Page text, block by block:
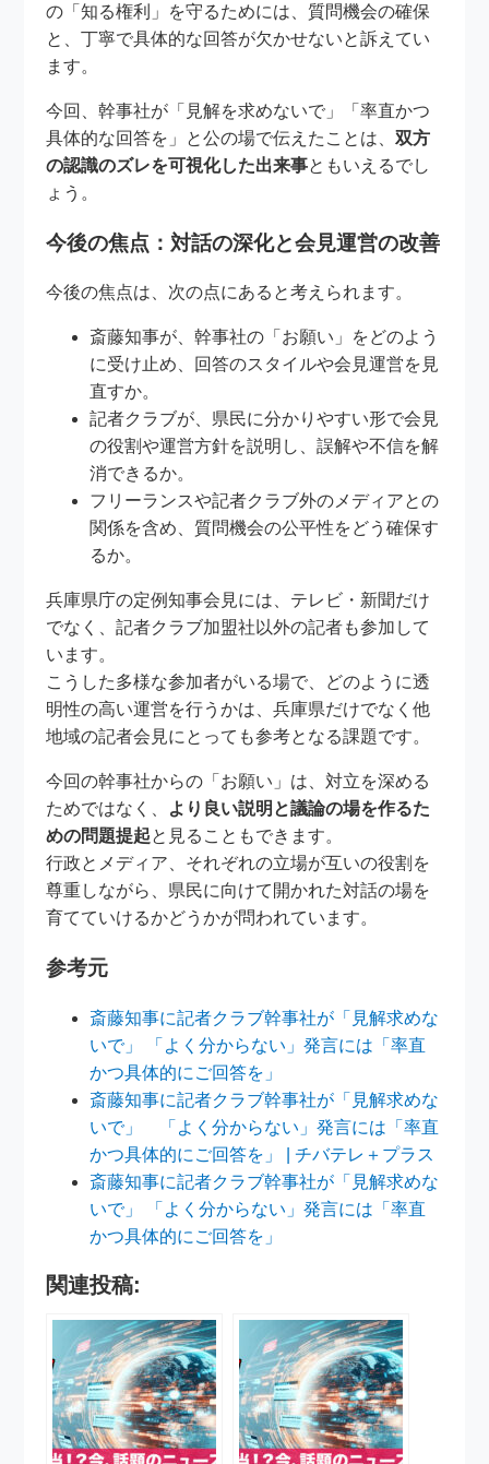
の「知る権利」を守るためには、質問機会の確保
と、丁寧で具体的な回答が欠かせないと訴えてい
ます。
今回、幹事社が「見解を求めないで」「率直かつ
具体的な回答を」と公の場で伝えたことは、双方
の認識のズレを可視化した出来事ともいえるでし
ょう。
今後の焦点：対話の深化と会見運営の改善
今後の焦点は、次の点にあると考えられます。
斎藤知事が、幹事社の「お願い」をどのよう
に受け止め、回答のスタイルや会見運営を見
直すか。
記者クラブが、県民に分かりやすい形で会見
の役割や運営方針を説明し、誤解や不信を解
消できるか。
フリーランスや記者クラブ外のメディアとの
関係を含め、質問機会の公平性をどう確保す
るか。
兵庫県庁の定例知事会見には、テレビ・新聞だけ
でなく、記者クラブ加盟社以外の記者も参加して
います。
こうした多様な参加者がいる場で、どのように透
明性の高い運営を行うかは、兵庫県だけでなく他
地域の記者会見にとっても参考となる課題です。
今回の幹事社からの「お願い」は、対立を深める
ためではなく、 より良い説明と議論の場を作るた
めの問題提起と見ることもできます。
行政とメディア、それぞれの立場が互いの役割を
尊重しながら、県民に向けて開かれた対話の場を
育てていけるかどうかが問われています。
参考元
斎藤知事に記者クラブ幹事社が「見解求めな
いで」 「よく分からない」発言には「率直
かつ具体的にご回答を」
斎藤知事に記者クラブ幹事社が「見解求めな
いで」 「よく分からない」発言には「率直
かつ具体的にご回答を」 | チバテレ＋プラス
斎藤知事に記者クラブ幹事社が「見解求めな
いで」 「よく分からない」発言には「率直
かつ具体的にご回答を」
関連投稿: